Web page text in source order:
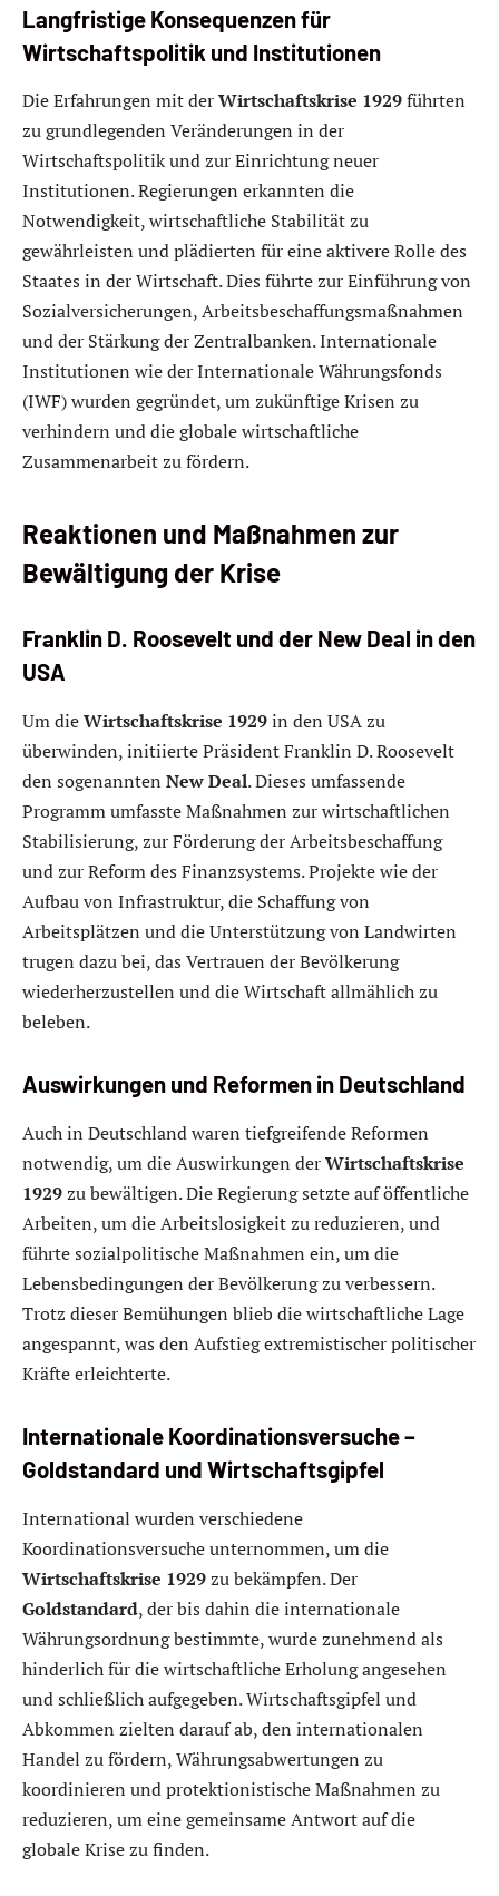
Langfristige Konsequenzen für
Wirtschaftspolitik und Institutionen
Die Erfahrungen mit derWirtschaftskrise 1929führten
zu grundlegenden Veränderungen in der
Wirtschaftspolitik und zur Einrichtung neuer
Institutionen. Regierungen erkannten die
Notwendigkeit, wirtschaftliche Stabilität zu
gewährleisten und plädierten für eine aktivere Rolle des
Staates in der Wirtschaft. Dies führte zur Einführung von
Sozialversicherungen, Arbeitsbeschaffungsmaßnahmen
und der Stärkung der Zentralbanken. Internationale
Institutionen wie der Internationale Währungsfonds
(IWF) wurden gegründet, um zukünftige Krisen zu
verhindern und die globale wirtschaftliche
Zusammenarbeit zu fördern.
Reaktionen und Maßnahmen zur
Bewältigung der Krise
Franklin D. Roosevelt und der New Deal in den
USA
Um dieWirtschaftskrise 1929in den USA zu
überwinden, initiierte Präsident Franklin D. Roosevelt
den sogenannten New Deal. Dieses umfassende
Programm umfasste Maßnahmen zur wirtschaftlichen
Stabilisierung, zur Förderung der Arbeitsbeschaffung
und zur Reform des Finanzsystems. Projekte wie der
Aufbau von Infrastruktur, die Schaffung von
Arbeitsplätzen und die Unterstützung von Landwirten
trugen dazu bei, das Vertrauen der Bevölkerung
wiederherzustellen und die Wirtschaft allmählich zu
beleben.
Auswirkungen und Reformen in Deutschland
Auch in Deutschland waren tiefgreifende Reformen
notwendig, um die Auswirkungen derWirtschaftskrise
1929zu bewältigen. Die Regierung setzte auf öffentliche
Arbeiten, um die Arbeitslosigkeit zu reduzieren, und
führte sozialpolitische Maßnahmen ein, um die
Lebensbedingungen der Bevölkerung zu verbessern.
Trotz dieser Bemühungen blieb die wirtschaftliche Lage
angespannt, was den Aufstieg extremistischer politischer
Kräfte erleichterte.
Internationale Koordinationsversuche –
Goldstandard und Wirtschaftsgipfel
International wurden verschiedene
Koordinationsversuche unternommen, um die
Wirtschaftskrise 1929zu bekämpfen. Der
Goldstandard, der bis dahin die internationale
Währungsordnung bestimmte, wurde zunehmend als
hinderlich für die wirtschaftliche Erholung angesehen
und schließlich aufgegeben. Wirtschaftsgipfel und
Abkommen zielten darauf ab, den internationalen
Handel zu fördern, Währungsabwertungen zu
koordinieren und protektionistische Maßnahmen zu
reduzieren, um eine gemeinsame Antwort auf die
globale Krise zu finden.